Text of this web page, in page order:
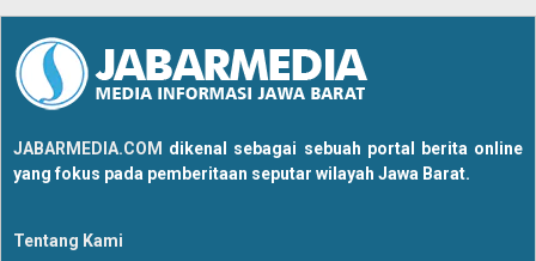
JABARMEDIA.COM dikenal sebagai sebuah portal berita online
yang fokus pada pemberitaan seputar wilayah Jawa Barat.
Tentang Kami